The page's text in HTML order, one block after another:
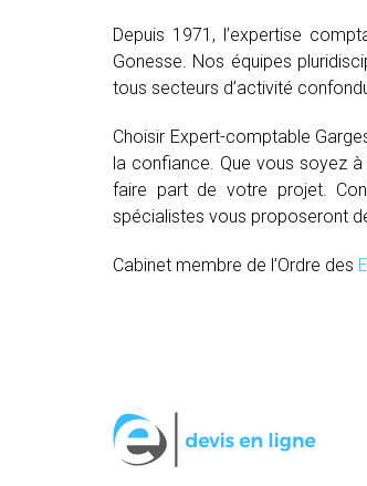
Depuis 1971, l’expertise
Gonesse. Nos équipes
tous secteurs d’activité
Choisir Expert-comptable
la confiance. Que vous soyez à
faire part de votre projet.
spécialistes vous proposeront
Cabinet membre de l’Ordre des